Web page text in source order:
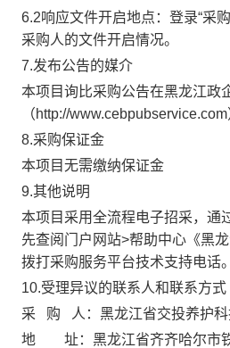
6.2响应文件开启地点：登录“采
采购人的文件开启情况。
7.发布公告的媒介
本项目询比采购公告在黑龙江政
（http://www.cebpubservice.com
8.采购保证金
本项目无需缴纳保证金
9.其他说明
本项目采用全流程电子招采，通
先查阅门户网站>帮助中心《黑
拨打采购服务平台技术支持电话。
10.受理异议的联系人和联系方式
采
购 人： 黑龙江省交投养护
地
址：黑龙江省齐齐哈尔市